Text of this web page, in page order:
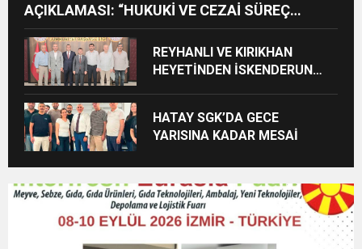
AÇIKLAMASI: “HUKUKİ VE CEZAİ SÜREÇ
BAŞLATILDI”
REYHANLI VE KIRIKHAN
HEYETİNDEN İSKENDERUN
HATAY SGK’DA GECE
YARISINA KADAR MESAİ